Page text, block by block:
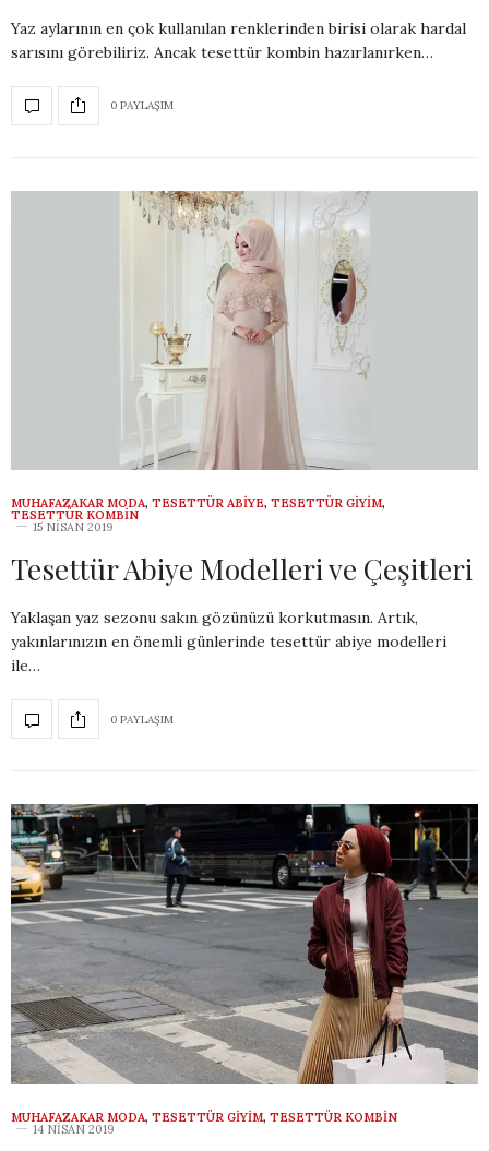
Yaz aylarının en çok kullanılan renklerinden birisi olarak hardal
sarısını görebiliriz. Ancak tesettür kombin hazırlanırken…
0 PAYLAŞIM
MUHAFAZAKAR MODA, TESETTÜR ABIYE, TESETTÜR GIYIM,
TESETTÜR KOMBIN
15 NISAN 2019
Tesettür Abiye Modelleri ve Çeşitleri
Yaklaşan yaz sezonu sakın gözünüzü korkutmasın. Artık,
yakınlarınızın en önemli günlerinde tesettür abiye modelleri
ile…
0 PAYLAŞIM
MUHAFAZAKAR MODA, TESETTÜR GIYIM, TESETTÜR KOMBIN
14 NISAN 2019